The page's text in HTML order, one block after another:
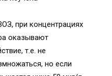
при концентрациях
оказывают
т.е. не
но если